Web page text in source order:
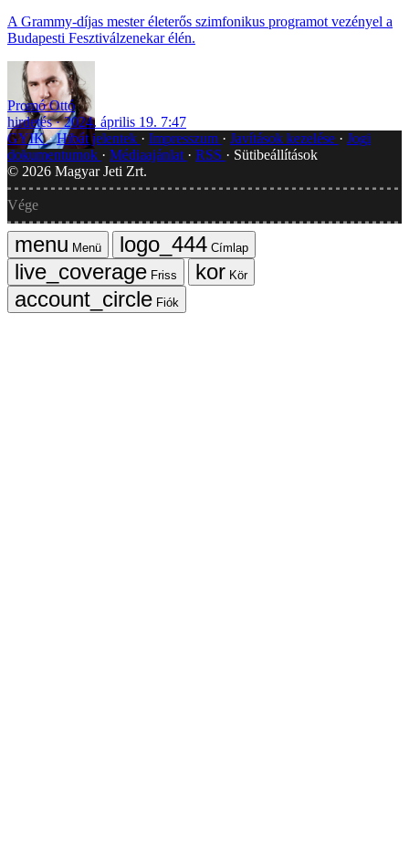
A Grammy-díjas mester életerős szimfonikus programot vezényel a
Budapesti Fesztiválzenekar élén.
Promó Ottó
hirdetés
2024. április 19. 7:47
GYIK Hibát jelentek Impresszum Javítások kezelése
Jogi
dokumentumok
Médiaajánlat RSS
Sütibeállítások
© 2026 Magyar Jeti Zrt.
Vége
Menü
Címlap
Friss
Kör
Fiók